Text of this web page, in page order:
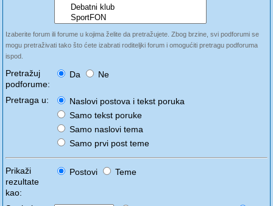
Izaberite forum ili forume u kojima želite da pretražujete. Zbog brzine, svi podforumi se
mogu pretraživati tako što ćete izabrati roditeljki forum i omogućiti pretragu podforuma
ispod.
Pretražuj
podforume:
Da Ne
Pretraga u:
Naslovi postova i tekst poruka
Samo tekst poruke
Samo naslovi tema
Samo prvi post teme
Prikaži
rezultate
kao:
Postovi Teme